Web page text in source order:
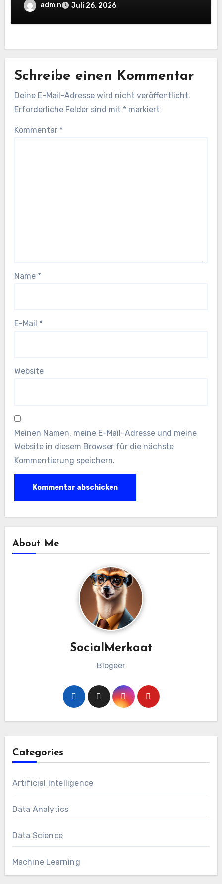
admin Juli 26, 2026
Schreibe einen Kommentar
Deine E-Mail-Adresse wird nicht veröffentlicht.
Erforderliche Felder sind mit * markiert
Kommentar *
Name *
E-Mail *
Website
Meinen Namen, meine E-Mail-Adresse und meine
Website in diesem Browser für die nächste
Kommentierung speichern.
About Me
SocialMerkaat
Blogeer
Categories
Artificial Intelligence
Data Analytics
Data Science
Machine Learning